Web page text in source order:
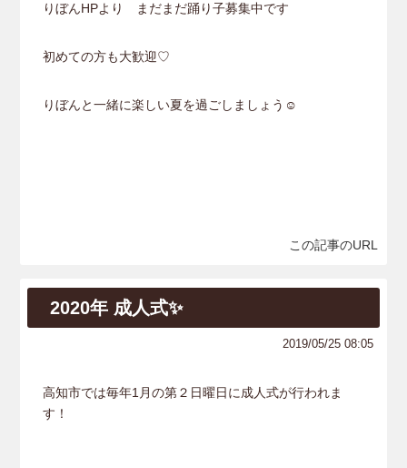
りぼんHPより まだまだ踊り子募集中です
初めての方も大歓迎♡
りぼんと一緒に楽しい夏を過ごしましょう☺
この記事のURL
2020年 成人式✨
2019/05/25 08:05
高知市では毎年1月の第２日曜日に成人式が行われま
す！